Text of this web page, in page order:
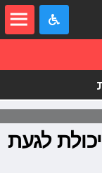
לגעת